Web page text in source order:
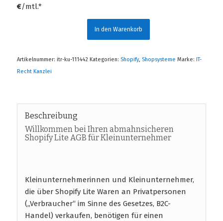
€/mtl.*
In den Warenkorb
Artikelnummer: itr-ku-111442 Kategorien: Shopify, Shopsysteme Marke: IT-
Recht Kanzlei
Beschreibung
Willkommen bei Ihren abmahnsicheren
Shopify Lite AGB für Kleinunternehmer
Kleinunternehmerinnen und Kleinunternehmer,
die über Shopify Lite Waren an Privatpersonen
(„Verbraucher“ im Sinne des Gesetzes, B2C-
Handel) verkaufen, benötigen für einen